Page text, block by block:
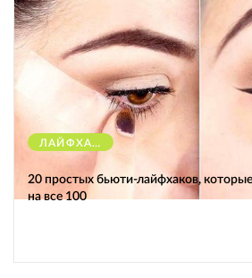
ЛАЙФХАКИ
20 простых бьюти-лайфхаков,
на все 100